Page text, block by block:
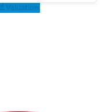
Valuation